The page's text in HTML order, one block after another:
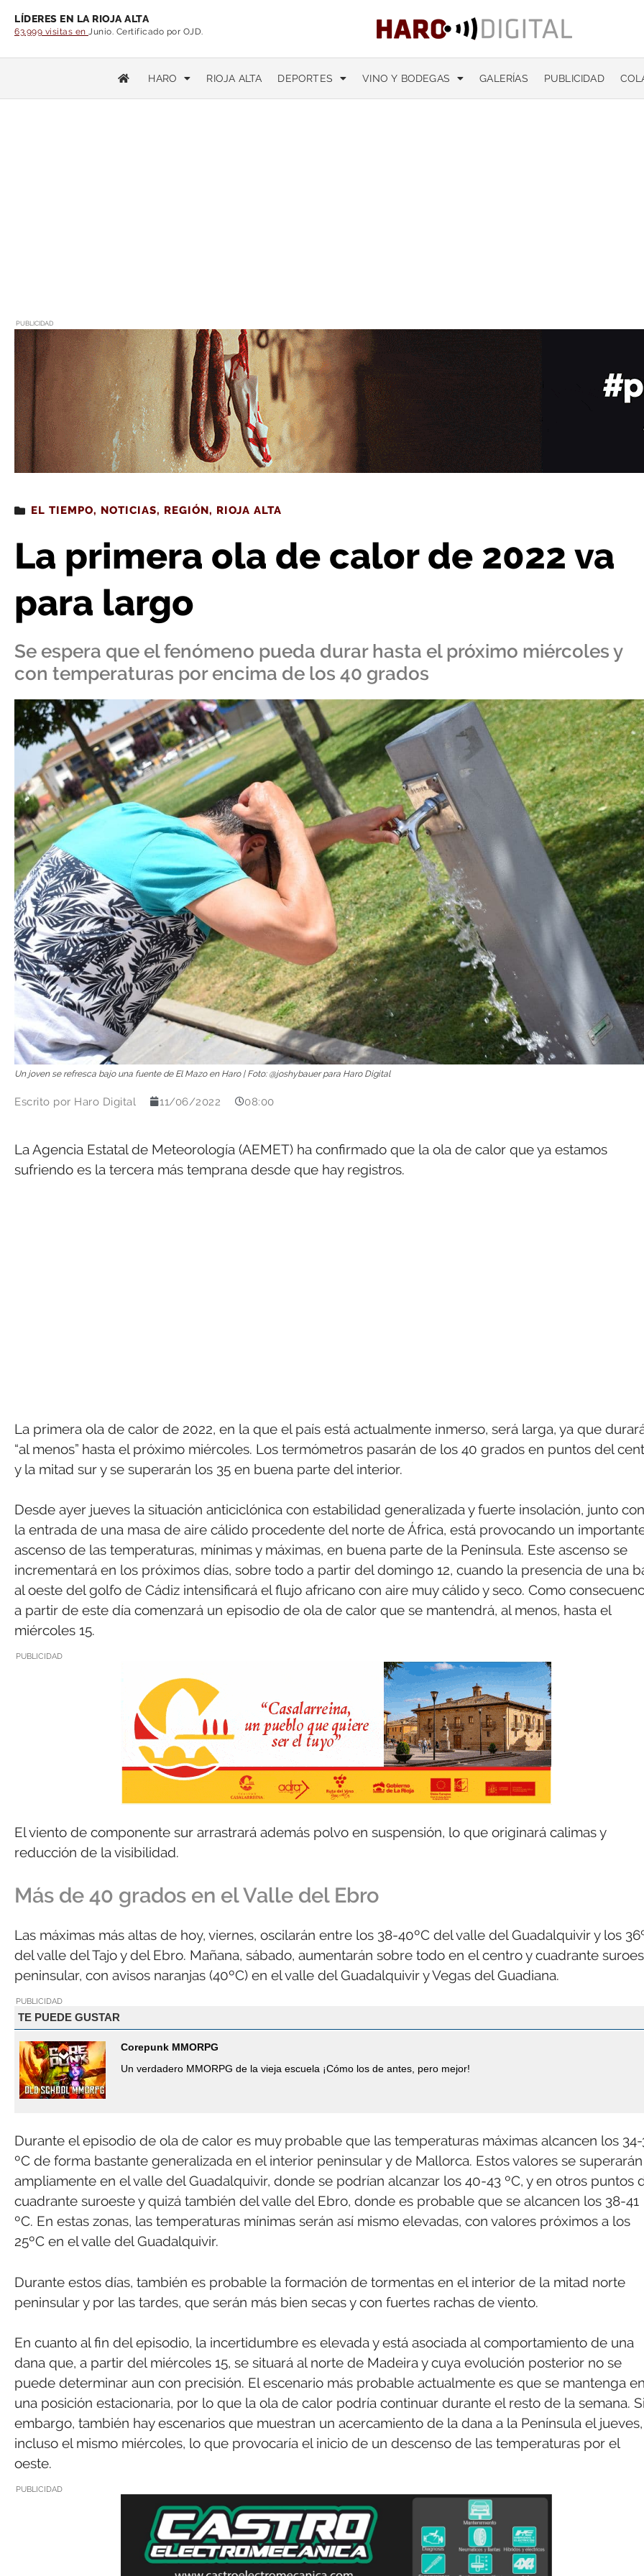
LÍDERES EN LA RIOJA ALTA
63.999 visitas en Junio. Certificado por OJD.
HARO RIOJA ALTA DEPORTES VINO Y BODEGAS GALERÍAS PUBLICIDAD
PUBLICIDAD
Estás leyendo: La primera ola de calor de 2022 va para largo
EL TIEMPO, NOTICIAS, REGIÓN, RIOJA ALTA
La primera ola de calor de 2022 va
para largo
Se espera que el fenómeno pueda durar hasta el próximo miércoles y
con temperaturas por encima de los 40 grados
Un joven se refresca bajo una fuente de El Mazo en Haro | Foto: @joshybauer para Haro Digital
Escrito por Haro Digital 11/06/2022 08:00
La Agencia Estatal de Meteorología (AEMET) ha confirmado que la ola de calor que ya estamos
sufriendo es la tercera más temprana desde que hay registros.
La primera ola de calor de 2022, en la que el país está actualmente inmerso, será larga, ya que
“al menos” hasta el próximo miércoles. Los termómetros pasarán de los 40 grados en puntos del
y la mitad sur y se superarán los 35 en buena parte del interior.
Desde ayer jueves la situación anticiclónica con estabilidad generalizada y fuerte insolación, junto con
la entrada de una masa de aire cálido procedente del norte de África, está provocando un
ascenso de las temperaturas, mínimas y máximas, en buena parte de la Península. Este ascenso se
incrementará en los próximos días, sobre todo a partir del domingo 12, cuando la presencia de una
al oeste del golfo de Cádiz intensificará el flujo africano con aire muy cálido y seco. Como
a partir de este día comenzará un episodio de ola de calor que se mantendrá, al menos, hasta el
miércoles 15.
PUBLICIDAD
El viento de componente sur arrastrará además polvo en suspensión, lo que originará calimas y
reducción de la visibilidad.
Más de 40 grados en el Valle del Ebro
Las máximas más altas de hoy, viernes, oscilarán entre los 38-40ºC del valle del Guadalquivir y los
del valle del Tajo y del Ebro. Mañana, sábado, aumentarán sobre todo en el centro y cuadrante
peninsular, con avisos naranjas (40ºC) en el valle del Guadalquivir y Vegas del Guadiana.
PUBLICIDAD
TE PUEDE GUSTAR
Corepunk MMORPG
Un verdadero MMORPG de la vieja escuela ¡Cómo los de antes, pero mejor!
Durante el episodio de ola de calor es muy probable que las temperaturas máximas alcancen los
ºC de forma bastante generalizada en el interior peninsular y de Mallorca. Estos valores se superarán
ampliamente en el valle del Guadalquivir, donde se podrían alcanzar los 40-43 ºC, y en otros puntos
cuadrante suroeste y quizá también del valle del Ebro, donde es probable que se alcancen los 38-41
ºC. En estas zonas, las temperaturas mínimas serán así mismo elevadas, con valores próximos a los
25ºC en el valle del Guadalquivir.
Durante estos días, también es probable la formación de tormentas en el interior de la mitad norte
peninsular y por las tardes, que serán más bien secas y con fuertes rachas de viento.
En cuanto al fin del episodio, la incertidumbre es elevada y está asociada al comportamiento de una
dana que, a partir del miércoles 15, se situará al norte de Madeira y cuya evolución posterior no se
puede determinar aun con precisión. El escenario más probable actualmente es que se mantenga en
una posición estacionaria, por lo que la ola de calor podría continuar durante el resto de la semana.
embargo, también hay escenarios que muestran un acercamiento de la dana a la Península el
incluso el mismo miércoles, lo que provocaría el inicio de un descenso de las temperaturas por el
oeste.
PUBLICIDAD